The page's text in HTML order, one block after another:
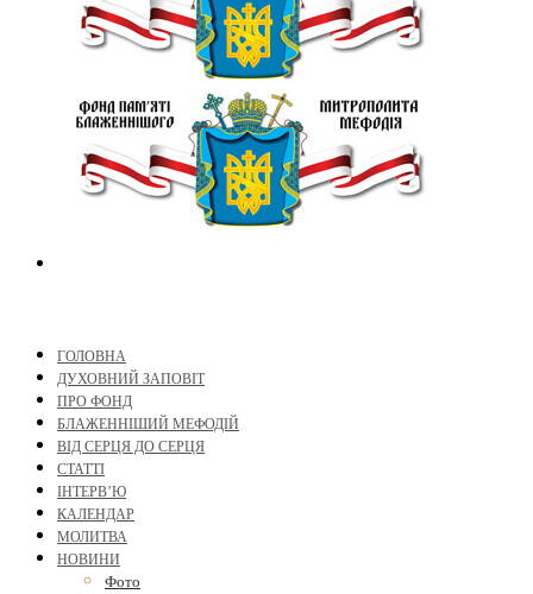
ГОЛОВНА
ДУХОВНИЙ ЗАПОВІТ
ПРО ФОНД
БЛАЖЕННІШИЙ МЕФОДІЙ
ВІД СЕРЦЯ ДО СЕРЦЯ
СТАТТІ
ІНТЕРВ’Ю
КАЛЕНДАР
МОЛИТВА
НОВИНИ
Фото